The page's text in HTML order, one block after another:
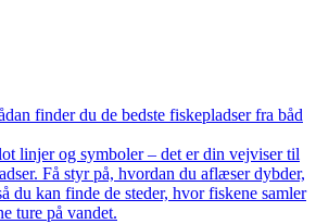
finder du de bedste fiskepladser fra båd
linjer og symboler – det er din vejviser til
Få styr på, hvordan du aflæser dybder,
du kan finde de steder, hvor fiskene samler
ture på vandet.